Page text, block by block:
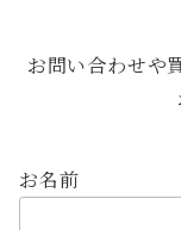
お問い合わせや
お名前